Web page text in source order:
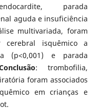
parada
aguda e insuficiência
multivariada, foram
cerebral isquêmico a
(p<0,001) e parada
: trombofilia,
foram associados
em crianças e